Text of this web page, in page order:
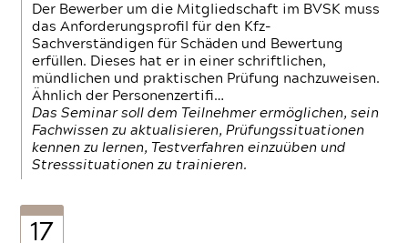
Der Bewerber um die Mitgliedschaft im BVSK muss
das Anforderungsprofil für den Kfz-
Sachverständigen für Schäden und Bewertung
erfüllen. Dieses hat er in einer schriftlichen,
mündlichen und praktischen Prüfung nachzuweisen.
Ähnlich der Personenzertifi…
Das Seminar soll dem Teilnehmer ermöglichen, sein
Fachwissen zu aktualisieren, Prüfungssituationen
kennen zu lernen, Testverfahren einzuüben und
Stresssituationen zu trainieren.
17